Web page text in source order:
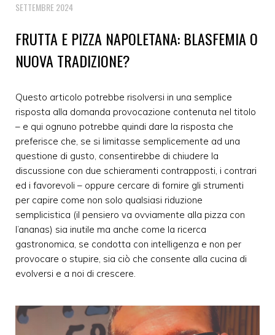
SETTEMBRE 2024
FRUTTA E PIZZA NAPOLETANA: BLASFEMIA O
NUOVA TRADIZIONE?
Questo articolo potrebbe risolversi in una semplice
risposta alla domanda provocazione contenuta nel titolo
– e qui ognuno potrebbe quindi dare la risposta che
preferisce che, se si limitasse semplicemente ad una
questione di gusto, consentirebbe di chiudere la
discussione con due schieramenti contrapposti, i contrari
ed i favorevoli – oppure cercare di fornire gli strumenti
per capire come non solo qualsiasi riduzione
semplicistica (il pensiero va ovviamente alla pizza con
l’ananas) sia inutile ma anche come la ricerca
gastronomica, se condotta con intelligenza e non per
provocare o stupire, sia ciò che consente alla cucina di
evolversi e a noi di crescere.